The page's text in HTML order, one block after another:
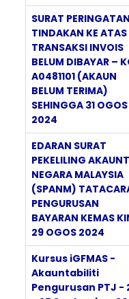
SURAT
TINDAKAN KE ATAS
TRANSAKSI INVOIS
BELUM DIBAYAR –
A0481101 (AKAUN
BELUM TERIMA)
SEHINGGA 31 OGOS
2024
EDARAN SURAT
PEKELILING
NEGARA MALAYSIA
(SPANM)
PENGURUSAN
BAYARAN KEMAS
29 OGOS 2024
Kursus iGFMAS -
Akauntabiliti
Pengurusan PTJ -